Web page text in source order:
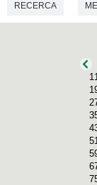
RECERCA
11
51